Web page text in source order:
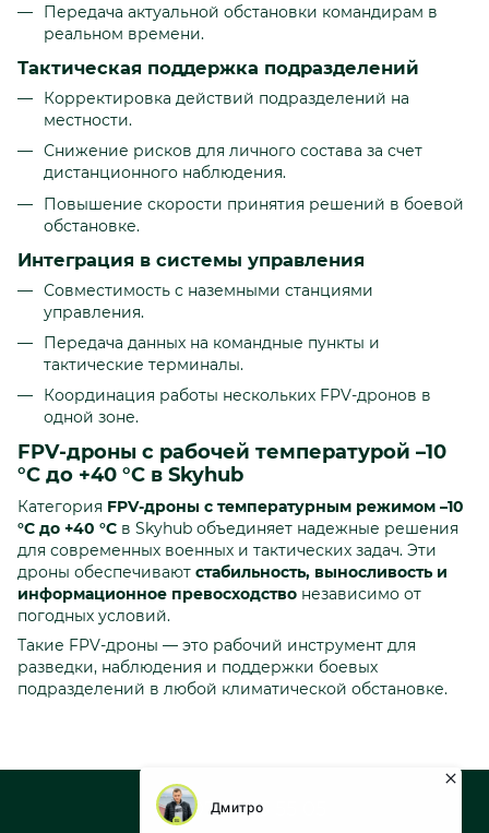
Передача актуальной обстановки командирам в
реальном времени.
Тактическая поддержка подразделений
Корректировка действий подразделений на
местности.
Снижение рисков для личного состава за счет
дистанционного наблюдения.
Повышение скорости принятия решений в боевой
обстановке.
Интеграция в системы управления
Совместимость с наземными станциями
управления.
Передача данных на командные пункты и
тактические терминалы.
Координация работы нескольких FPV-дронов в
одной зоне.
FPV-дроны с рабочей температурой –10
°C до +40 °C в Skyhub
Категория FPV-дроны с температурным режимом –10
°C до +40 °C в Skyhub объединяет надежные решения
для современных военных и тактических задач. Эти
дроны обеспечивают стабильность, выносливость и
информационное превосходство независимо от
погодных условий.
Такие FPV-дроны — это рабочий инструмент для
разведки, наблюдения и поддержки боевых
подразделений в любой климатической обстановке.
+38 073 043 55 05